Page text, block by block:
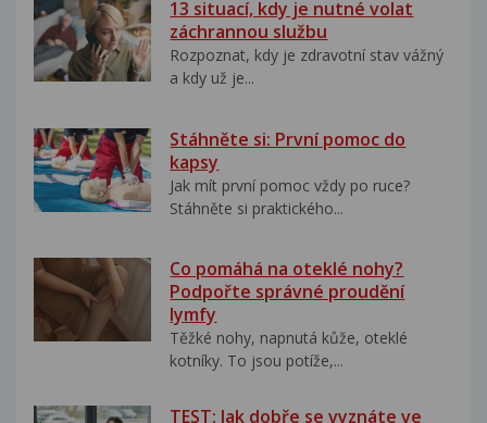
13 situací, kdy je nutné volat
záchrannou službu
Rozpoznat, kdy je zdravotní stav vážný
a kdy už je...
Stáhněte si: První pomoc do
kapsy
Jak mít první pomoc vždy po ruce?
Stáhněte si praktického...
Co pomáhá na oteklé nohy?
Podpořte správné proudění
lymfy
Těžké nohy, napnutá kůže, oteklé
kotníky. To jsou potíže,...
TEST: Jak dobře se vyznáte ve